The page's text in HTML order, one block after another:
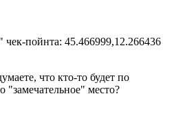
чек-пойнта: 45.466999,12.266436
что кто-то будет по
"замечательное" место?